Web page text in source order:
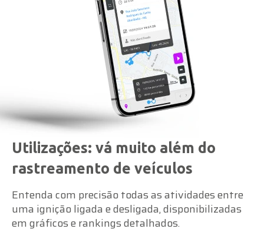
Utilizações: vá muito além do
rastreamento de veículos
Entenda com precisão todas as atividades entre
uma ignição ligada e desligada, disponibilizadas
em gráficos e rankings detalhados.